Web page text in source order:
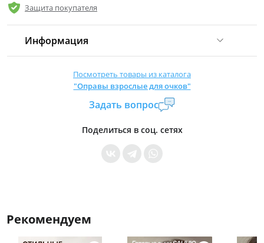
Защита покупателя
Информация
Страна производитель:Китай
Уровень доступа:0
* Общие условия читайте в правилах сайта
Посмотреть товары из каталога
"Оправы взрослые для очков"
Задать вопрос
Поделиться в соц. сетях
Рекомендуем